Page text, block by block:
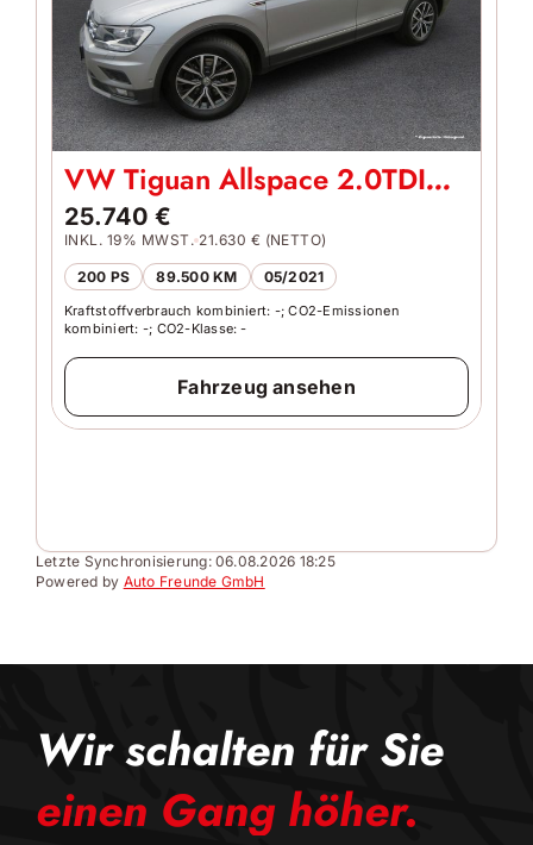
VW Tiguan Allspace 2.0TDI
Comfortline 4M Sthzg Ahk
25.740 €
INKL. 19% MWST. 21.630 € (NETTO)
200 PS 89.500 KM 05/2021
Kraftstoffverbrauch kombiniert: -; CO2-Emissionen
kombiniert: -; CO2-Klasse: -
Fahrzeug ansehen
Letzte Synchronisierung: 06.08.2026 18:25
Powered by Auto Freunde GmbH
Wir schalten für Sie
einen Gang höher.